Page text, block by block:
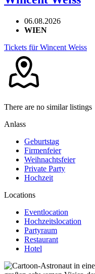
06.08.2026
WIEN
Tickets für Wincent Weiss
There are no similar listings
Anlass
Geburtstag
Firmenfeier
Weihnachtsfeier
Private Party
Hochzeit
Locations
Eventlocation
Hochzeitslocation
Partyraum
Restaurant
Hotel